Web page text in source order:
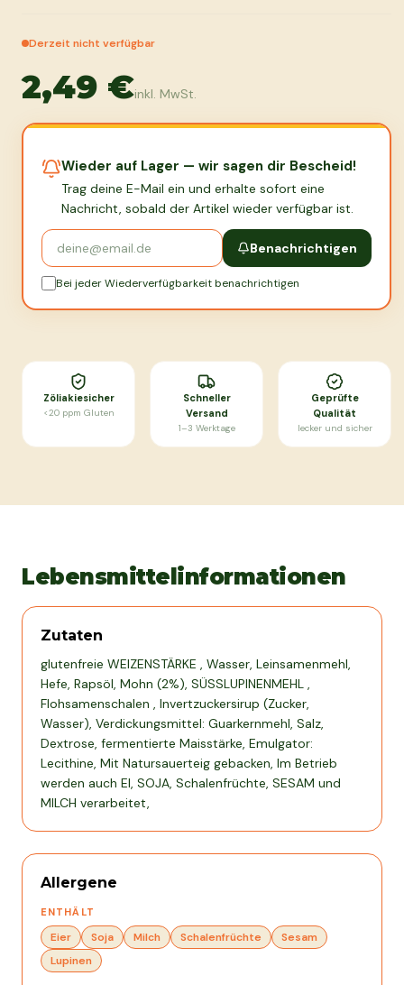
Derzeit nicht verfügbar
2,49 €inkl. MwSt.
Wieder auf Lager — wir sagen dir Bescheid!
Trag deine E-Mail ein und erhalte sofort eine
Nachricht, sobald der Artikel wieder verfügbar ist.
Benachrichtigen
Bei jeder Wiederverfügbarkeit benachrichtigen
Zöliakiesicher
<20 ppm Gluten
Schneller
Versand
1–3 Werktage
Geprüfte
Qualität
lecker und sicher
Lebensmittelinformationen
Zutaten
glutenfreie WEIZENSTÄRKE , Wasser, Leinsamenmehl,
Hefe, Rapsöl, Mohn (2%), SÜSSLUPINENMEHL ,
Flohsamenschalen , Invertzuckersirup (Zucker,
Wasser), Verdickungsmittel: Guarkernmehl, Salz,
Dextrose, fermentierte Maisstärke, Emulgator:
Lecithine, Mit Natursauerteig gebacken, Im Betrieb
werden auch EI, SOJA, Schalenfrüchte, SESAM und
MILCH verarbeitet,
Allergene
ENTHÄLT
Eier Soja Milch Schalenfrüchte
Sesam
Lupinen